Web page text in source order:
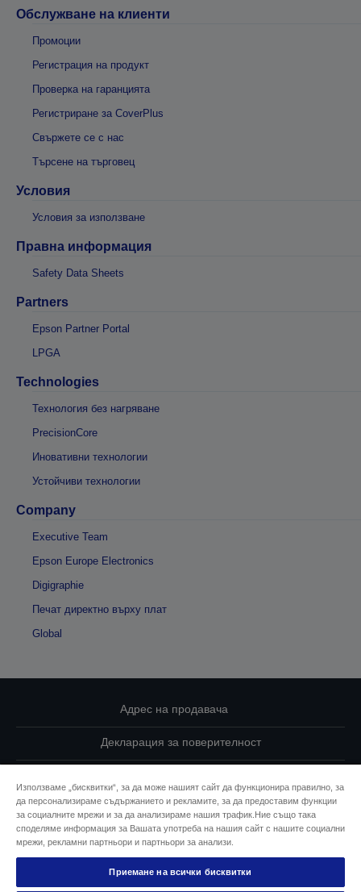
Обслужване на клиенти
Промоции
Регистрация на продукт
Проверка на гаранцията
Регистриране за CoverPlus
Свържете се с нас
Търсене на търговец
Условия
Условия за използване
Правна информация
Safety Data Sheets
Partners
Epson Partner Portal
LPGA
Technologies
Технология без нагряване
PrecisionCore
Иновативни технологии
Устойчиви технологии
Company
Executive Team
Epson Europe Electronics
Digigraphie
Печат директно върху плат
Global
Адрес на продавача
Декларация за поверителност
Свържете се с нас за Вашите данни
Информация за бисквитките
Ангажимент за достъпност на Epson
Използваме „бисквитки“, за да може нашият сайт да функционира правилно, за
да персонализираме съдържанието и рекламите, за да предоставим функции
за социалните мрежи и за да анализираме нашия трафик.Ние също така
споделяме информация за Вашата употреба на нашия сайт с нашите социални
мрежи, рекламни партньори и партньори за анализи.
Приемане на всички бисквитки